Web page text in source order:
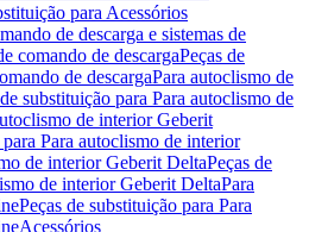
para Acessórios
de descarga e sistemas de
comando de descargaPeças de
de descargaPara autoclismo de
substituição para Para autoclismo de
de interior Geberit
Para autoclismo de interior
de interior Geberit DeltaPeças de
de interior Geberit DeltaPara
Peças de substituição para Para
Acessórios